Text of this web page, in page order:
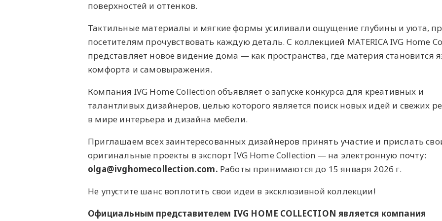
поверхностей и оттенков.
Тактильные материалы и мягкие формы усиливали ощущение глубины и уюта,
посетителям прочувствовать каждую деталь. С коллекцией MATERICA IVG Home
представляет новое видение дома — как пространства, где материя становится
комфорта и самовыражения.
Компания IVG Home Collection объявляет о запуске конкурса для креативных и
талантливых дизайнеров, целью которого является поиск новых идей и свежих
в мире интерьера и дизайна мебели.
Приглашаем всех заинтересованных дизайнеров принять участие и прислать
оригинальные проекты в экспорт IVG Home Collection — на электронную почту:
olga@ivghomecollection.com. Работы принимаются до 15 января 2026 г.
Не упустите шанс воплотить свои идеи в эксклюзивной коллекции!
Официальным представителем IVG HOME COLLECTION является компания